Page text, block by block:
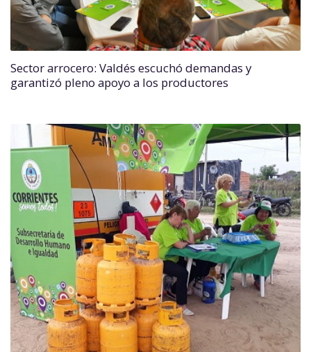
Sector arrocero: Valdés escuchó demandas y
garantizó pleno apoyo a los productores